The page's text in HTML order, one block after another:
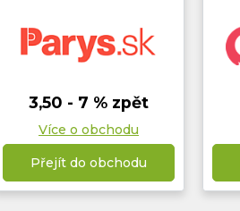
3,50 - 7 % zpět
Více o obchodu
Přejít do obchodu